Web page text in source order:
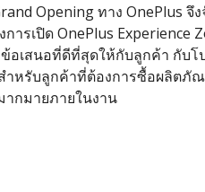
Opening ทาง OnePlus
ารเปิด OnePlus
อเสนอที่ดีที่สุดให้กับลูกค้า กับ
ำหรับลูกค้าที่ต้องการซื้อผลิตภั
กมายภายในงาน